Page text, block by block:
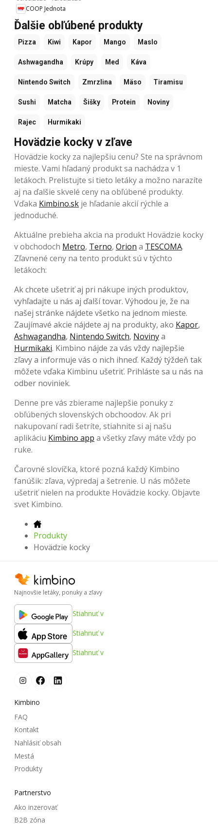
COOP Jednota
Ďalšie obľúbené produkty
Pizza Kiwi Kapor Mango Maslo
Ashwagandha Krúpy Med Káva
Nintendo Switch Zmrzlina Mäso Tiramisu
Sushi Matcha Šišky Protein Noviny
Rajec Hurmikaki
Hovädzie kocky v zľave
Hovädzie kocky za najlepšiu cenu? Ste na správnom
mieste. Vami hľadaný produkt sa nachádza v 1
letákoch. Prelistujte si tieto letáky a možno narazíte
aj na ďalšie skvelé ceny na obľúbené produkty.
Vďaka Kimbino.sk je hľadanie akcií rýchle a
jednoduché.
Aktuálne prebieha akcia na produkt Hovädzie kocky
v obchodoch Metro, Terno, Orion a TESCOMA.
Zľavnené ceny na tento produkt sú v týchto
letákoch:
Ak chcete ušetriť aj pri nákupe iných produktov,
vyhľadajte u nás aj ďalší tovar. Výhodou je, že na
našej stránke nájdete všetko na jednom mieste.
Zaujímavé akcie nájdete aj na produkty, ako Kapor,
Ashwagandha, Nintendo Switch, Novinya
Hurmikaki. Kimbino nájde za vás vždy najlepšie
zľavy a informuje vás o nich ihneď. Každý týždeň tak
môžete vďaka Kimbinu ušetriť. Prihláste sa u nás na
odber noviniek.
Denne pre vás zbierame najlepšie ponuky z
obľúbených slovenských obchoodov. Ak pri
nakupovaní radi šetríte, stiahnite si aj našu
aplikáciu Kimbino app a všetky zľavy máte vždy po
ruke.
Čarovné slovíčka, ktoré pozná každý Kimbino
fanúšik: zľava, výpredaj a šetrenie. U nás môžete
ušetriť nielen na produkte Hovädzie kocky. Objavte
svet Kimbino.
Produkty
Hovädzie kocky
Najnovšie letáky, ponuky a zľavy
Stiahnuť v
Stiahnuť v
Stiahnuť v
Kimbino
FAQ
Kontakt
Nahlásiť obsah
Mestá
Produkty
Partnerstvo
Ako inzerovať
B2B zóna